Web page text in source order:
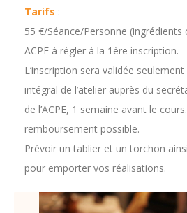
Tarifs :
55 €/Séance/Personne
ACPE à régler à la 1ère inscription.
L’inscription sera validée
intégral de l’atelier auprès du
de l’ACPE, 1 semaine avant le
remboursement possible.
Prévoir un tablier et un torchon
pour emporter vos réalisations.